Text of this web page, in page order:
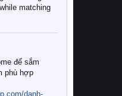
matching
để sắm
phù hợp
danh-